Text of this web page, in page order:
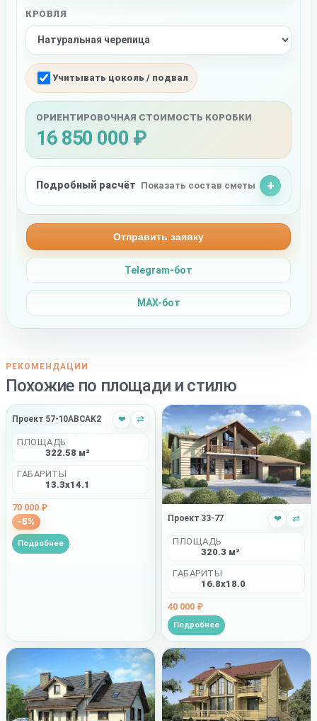
КРОВЛЯ
Учитывать цоколь / подвал
ОРИЕНТИРОВОЧНАЯ СТОИМОСТЬ КОРОБКИ
16 850 000 ₽
Подробный расчёт Показать состав сметы
Отправить заявку
Telegram-бот
MAX-бот
РЕКОМЕНДАЦИИ
Похожие по площади и стилю
Проект 57-10ABCAK2 ❤ ⇄
ПЛОЩАДЬ
322.58 м²
ГАБАРИТЫ
13.3x14.1
70 000 ₽
-5%
Подробнее
Проект 33-77 ❤ ⇄
ПЛОЩАДЬ
320.3 м²
ГАБАРИТЫ
16.8x18.0
40 000 ₽
Подробнее